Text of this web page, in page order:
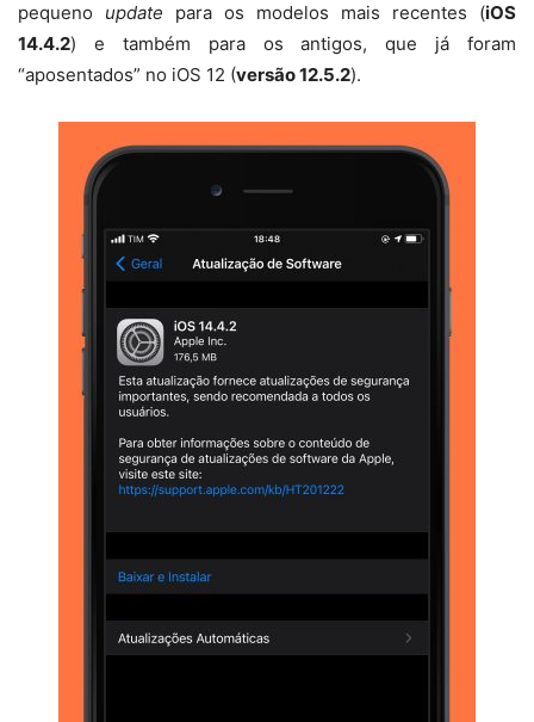
pequeno update para os modelos mais recentes (iOS
14.4.2) e também para os antigos, que já foram
“aposentados” no iOS 12 (versão 12.5.2).